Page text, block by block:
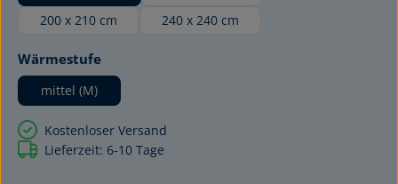
200 x 210 cm
240 x 240 cm
Wärmestufeauswählen
mittel (M)
Kostenloser Versand
Lieferzeit: 6-10 Tage